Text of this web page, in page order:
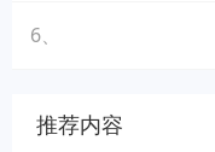
6、
推荐内容